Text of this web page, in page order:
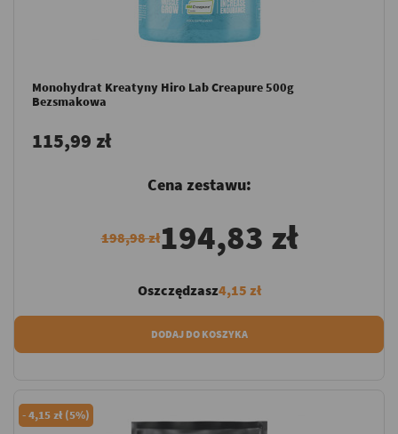
Monohydrat Kreatyny Hiro Lab Creapure 500g
Bezsmakowa
115,99 zł
Cena zestawu:
198,98 zł194,83 zł
Oszczędzasz4,15 zł
DODAJ DO KOSZYKA
-4,15 zł (5%)